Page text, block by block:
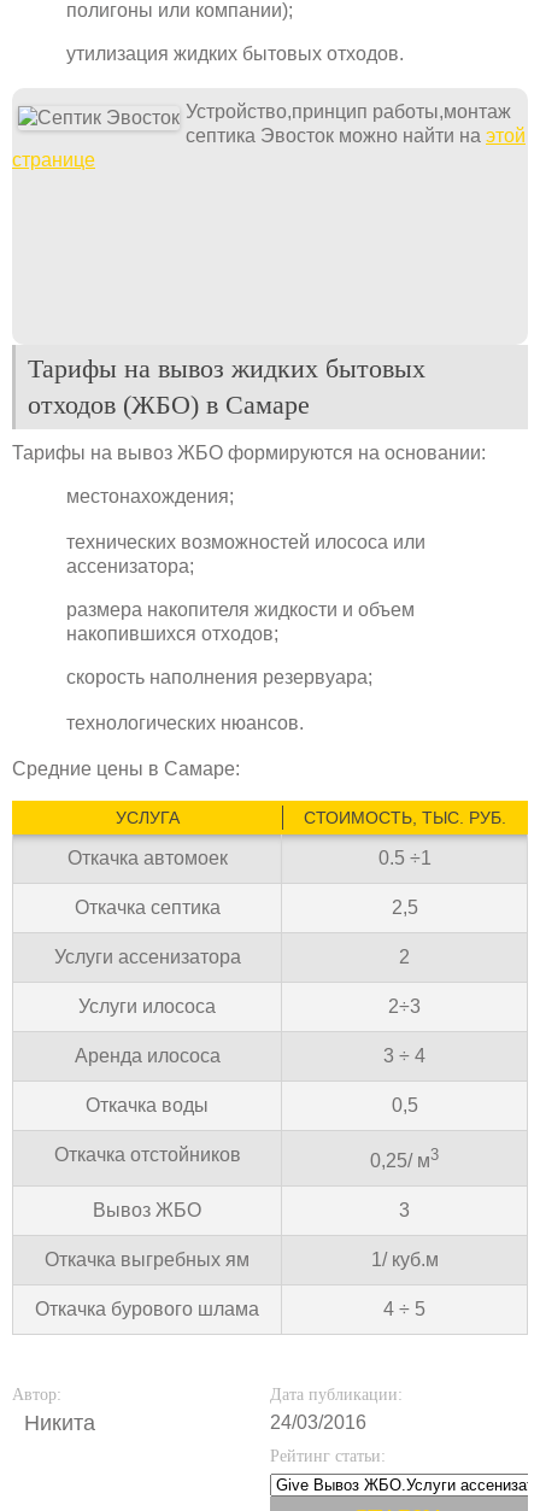
полигоны или компании);
утилизация жидких бытовых отходов.
Устройство,принцип работы,монтаж
септика Эвосток можно найти на этой
странице
Тарифы на вывоз жидких бытовых
отходов (ЖБО) в Самаре
Тарифы на вывоз ЖБО формируются на основании:
местонахождения;
технических возможностей илососа или
ассенизатора;
размера накопителя жидкости и объем
накопившихся отходов;
скорость наполнения резервуара;
технологических нюансов.
Средние цены в Самаре:
УСЛУГА СТОИМОСТЬ, ТЫС. РУБ.
Откачка автомоек 0.5 ÷1
Откачка септика 2,5
Услуги ассенизатора 2
Услуги илососа 2÷3
Аренда илососа 3 ÷ 4
Откачка воды 0,5
Откачка отстойников 0,25/ м3
Вывоз ЖБО 3
Откачка выгребных ям 1/ куб.м
Откачка бурового шлама 4 ÷ 5
Автор:
Никита
Дата публикации:
24/03/2016
Рейтинг статьи: